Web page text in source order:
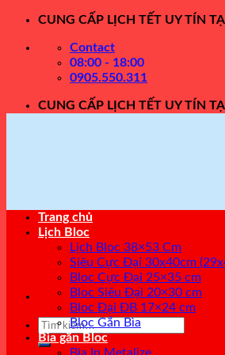
Skip
content
CUNG CẤP LỊCH TẾT UY TÍN
Contact
08:00 - 18:00
0905.550.311
CUNG CẤP LỊCH TẾT UY TÍN
Tìm
kiếm:
Trang chủ
Lịch Bloc
Lịch Bloc 38×53 Cm
Siêu Cực Đại 30x40cm
Bloc Cực Đại 25×35 cm
Bloc Siêu Đại 20×30 cm
Bloc Đại ĐB 17×24 cm
Bloc Gắn Bìa
Bìa gắn Bloc